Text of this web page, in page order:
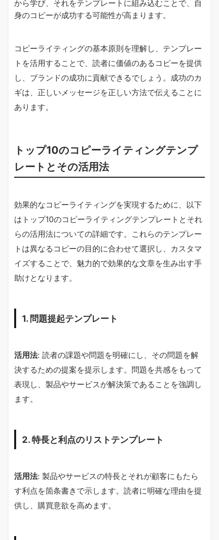
から学び、それをテンプレートに組み込むことで、自
身のコピーが成功する可能性が高まります。
コピーライティングの基本原則を理解し、テンプレー
トを活用することで、読者に価値のあるコピーを提供
し、ブランドの成功に貢献できるでしょう。成功のカ
ギは、正しいメッセージを正しい方法で伝えることに
あります。
トップ10のコピーライティングテンプ
レートとその活用法
効果的なコピーライティングを実現するために、以下
はトップ10のコピーライティングテンプレートとそれ
らの活用法についての詳細です。これらのテンプレー
トは異なるコピーの目的に合わせて選択し、カスタマ
イズすることで、魅力的で効果的な文章を生み出す手
助けとなります。
1. 問題提起テンプレート
活用法: 読者の課題や問題を明確にし、その問題を解
決するための提案を提示します。問題を共感をもって
表現し、製品やサービスが解決策であることを強調し
ます。
2. 特長と利点のリストテンプレート
活用法: 製品やサービスの特長とそれが顧客にもたら
す利点を箇条書きで示します。読者に明確な理由を提
供し、購買意欲を高めます。